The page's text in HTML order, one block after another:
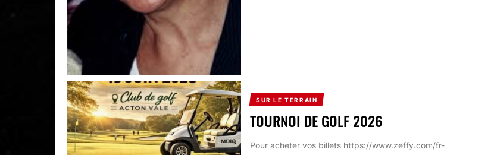
SUR LE TERRAIN
TOURNOI DE GOLF 2026
Pour acheter vos billets https://www.zeffy.com/fr-